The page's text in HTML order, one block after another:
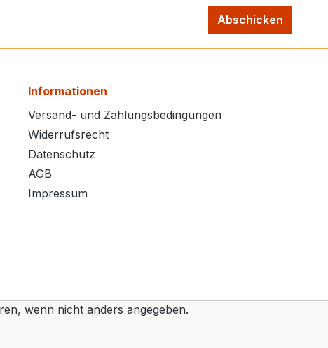
Abschicken
Informationen
Versand- und Zahlungsbedingungen
Widerrufsrecht
Datenschutz
AGB
Impressum
wenn nicht anders angegeben.